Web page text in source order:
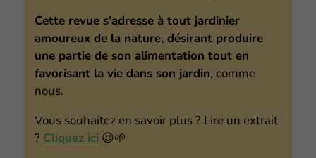
Cette revue s’adresse à tout jardinier
amoureux de la nature, désirant produire
une partie de son alimentation tout en
favorisant la vie dans son jardin, comme
nous.
Vous souhaitez en savoir plus ? Lire un extrait
? Cliquez ici 😉🌱